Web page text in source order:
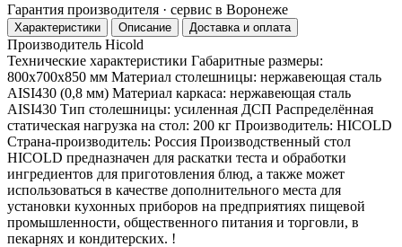
Гарантия производителя · сервис в Воронеже
Характеристики Описание Доставка и оплата
Производитель Hicold
Технические характеристики Габаритные размеры:
800х700х850 мм Материал столешницы: нержавеющая сталь
AISI430 (0,8 мм) Материал каркаса: нержавеющая сталь
AISI430 Тип столешницы: усиленная ДСП Распределённая
статическая нагрузка на стол: 200 кг Производитель: HICOLD
Страна-производитель: Россия Производственный стол
HICOLD предназначен для раскатки теста и обработки
ингредиентов для приготовления блюд, а также может
использоваться в качестве дополнительного места для
установки кухонных приборов на предприятиях пищевой
промышленности, общественного питания и торговли, в
пекарнях и кондитерских. !